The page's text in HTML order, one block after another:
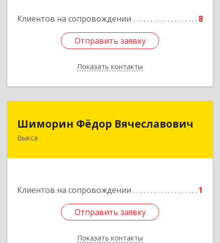
Клиентов на сопровождении 8
Отправить заявку
Показать контакты
Подробнее
Отправить заявку
Назад
Шиморин Фёдор Вячеславович
Выкса
Клиентов на сопровождении 1
Отправить заявку
Показать контакты
Шиморин Фёдор Вячеславович
Отправить заявку
Назад